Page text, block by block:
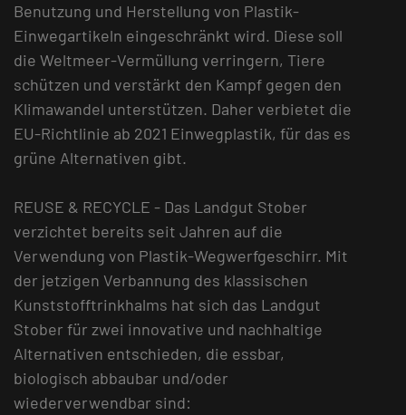
Benutzung und Herstellung von Plastik-
Einwegartikeln eingeschränkt wird. Diese soll
die Weltmeer-Vermüllung verringern, Tiere
schützen und verstärkt den Kampf gegen den
Klimawandel unterstützen. Daher verbietet die
EU-Richtlinie ab 2021 Einwegplastik, für das es
grüne Alternativen gibt.
REUSE & RECYCLE - Das Landgut Stober
verzichtet bereits seit Jahren auf die
Verwendung von Plastik-Wegwerfgeschirr. Mit
der jetzigen Verbannung des klassischen
Kunststofftrinkhalms hat sich das Landgut
Stober für zwei innovative und nachhaltige
Alternativen entschieden, die essbar,
biologisch abbaubar und/oder
wiederverwendbar sind: